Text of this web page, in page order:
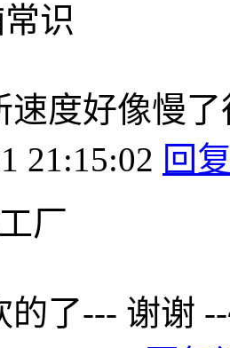
识
速度好像慢
21:15:02 回
厂
的了--- 谢谢